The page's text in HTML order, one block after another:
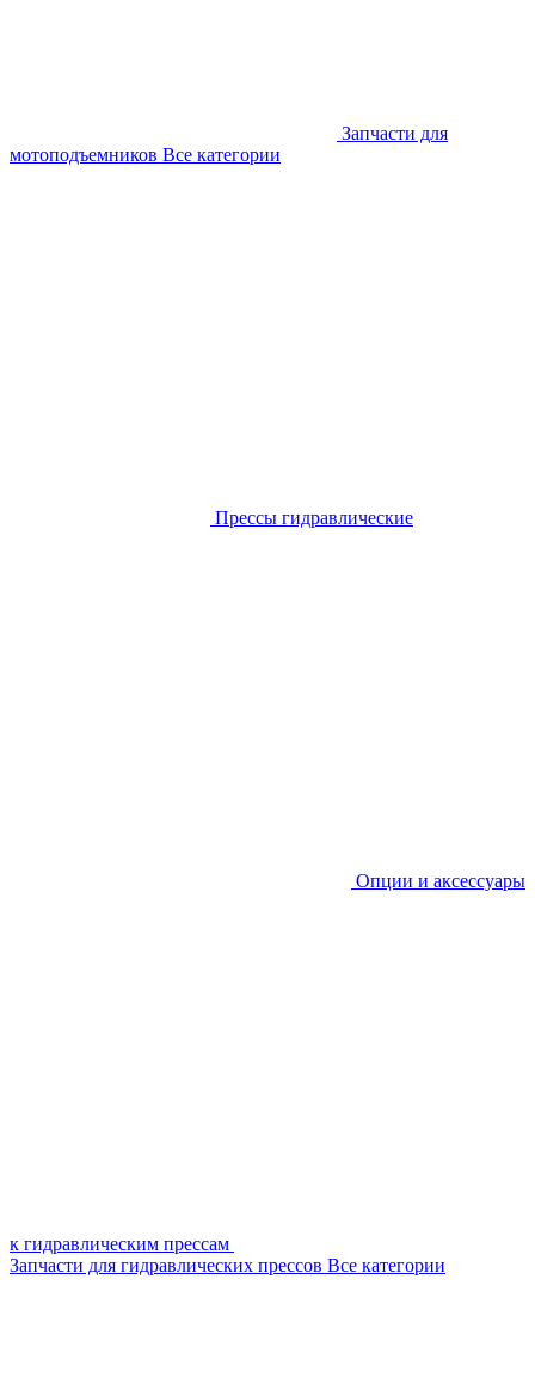
Запчасти для
мотоподъемников Все категории
Прессы гидравлические
Опции и аксессуары
к гидравлическим прессам
Запчасти для гидравлических прессов Все категории